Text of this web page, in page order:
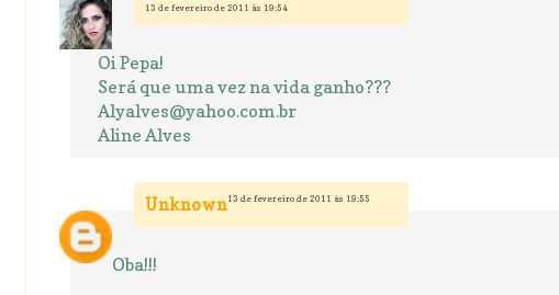
13 de fevereiro de 2011 às 19:54
Oi Pepa!
Será que uma vez na vida ganho???
Alyalves@yahoo.com.br
Aline Alves
Unknown13 de fevereiro de 2011 às 19:55
Oba!!!